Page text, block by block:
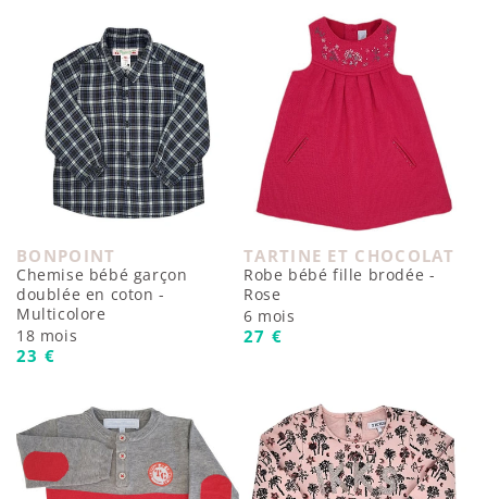
Fournisseur :
BONPOINT
Chemise bébé garçon
doublée en coton -
Multicolore
18 mois
Prix habituel
23 €
Fournisseur :
TARTINE ET CHOCOLAT
Robe bébé fille brodée -
Rose
6 mois
Prix habituel
27 €